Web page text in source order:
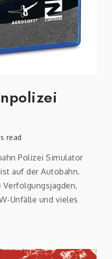
read
Polizei Simulator
auf der Autobahn.
Unfälle und vieles